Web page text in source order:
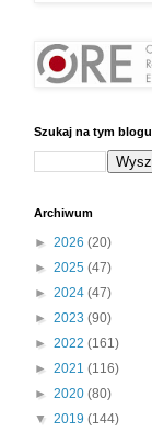
Szukaj na tym blogu
Archiwum
► 2026 (20)
► 2025 (47)
► 2024 (47)
► 2023 (90)
► 2022 (161)
► 2021 (116)
► 2020 (80)
▼ 2019 (144)